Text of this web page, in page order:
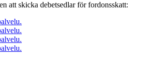
att skicka debetsedlar för fordonsskatt: